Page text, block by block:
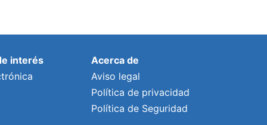
interés
Acerca de
Aviso legal
Política de privacidad
Política de Seguridad